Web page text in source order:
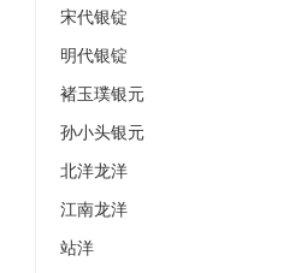
宋代银锭
明代银锭
褚玉璞银元
孙小头银元
北洋龙洋
江南龙洋
站洋